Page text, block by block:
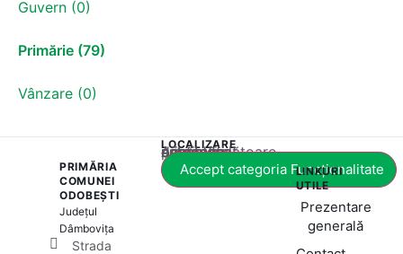
Guvern (0)
Primărie (79)
Vânzare (0)
PRIMĂRIA
COMUNEI
ODOBEȘTI
Județul
Dâmbovița
Strada
LOCALIZARE
Acest conținut este blocat până când acceptați categoria corespunzătoare de cookie-uri.
Accept categoria Funcționalitate
LINKURI
UTILE
Prezentare
generală